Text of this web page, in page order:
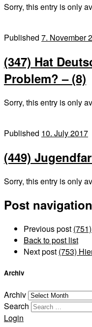
Sorry, this entry is only
Published 7. November
(347) Hat
Problem? – (8)
Sorry, this entry is only
Published 10. July 2017
(449)
Sorry, this entry is only
Post navigation
Previous post
Back to post list
Next post (753)
Archiv
Archiv
Search
Login